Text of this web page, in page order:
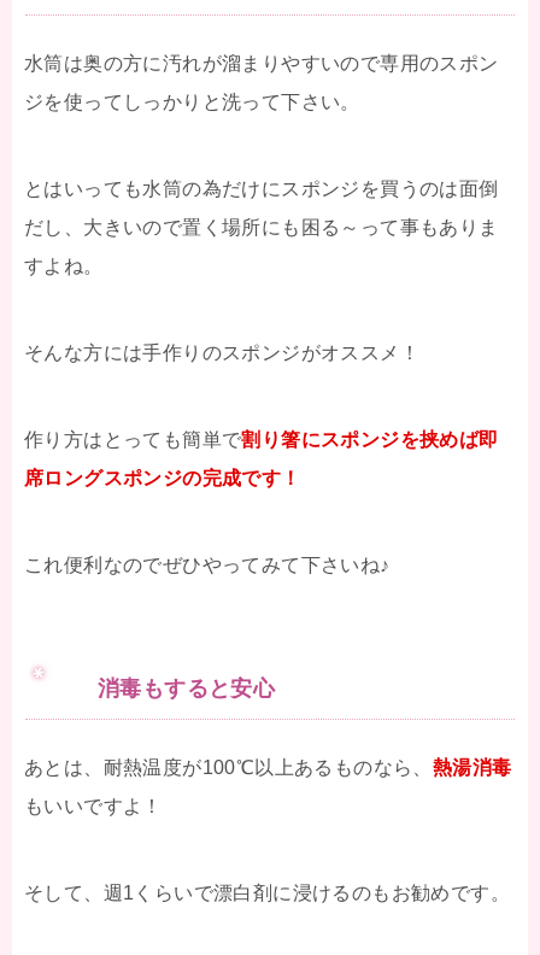
水筒は奥の方に汚れが溜まりやすいので専用のスポン
ジを使ってしっかりと洗って下さい。
とはいっても水筒の為だけにスポンジを買うのは面倒
だし、大きいので置く場所にも困る～って事もありま
すよね。
そんな方には手作りのスポンジがオススメ！
作り方はとっても簡単で割り箸にスポンジを挟めば即
席ロングスポンジの完成です！
これ便利なのでぜひやってみて下さいね♪
消毒もすると安心
あとは、耐熱温度が100℃以上あるものなら、 熱湯消毒
もいいですよ！
そして、週1くらいで漂白剤に浸けるのもお勧めです。